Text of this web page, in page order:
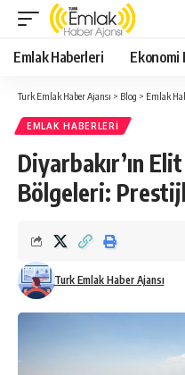
Emlak Haberleri Ekonomi
Turk Emlak Haber Ajansı > Blog > Emlak
EMLAK HABERLERI
Diyarbakır’ın
Bölgeleri:
Turk Emlak Haber Ajansı